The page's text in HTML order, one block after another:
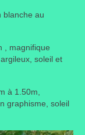
blanche au
, magnifique
soleil et
à 1.50m,
graphisme, soleil